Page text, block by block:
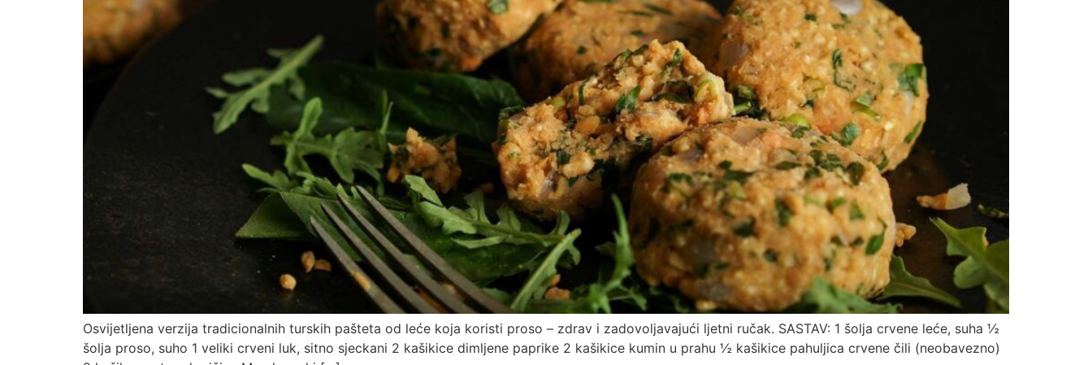
Osvijetljena verzija tradicionalnih turskih pašteta od leće koja koristi proso – zdrav i zadovoljavajući ljetni ručak. SASTAV: 1 šolja crvene leće, suha ½
šolja proso, suho 1 veliki crveni luk, sitno sjeckani 2 kašikice dimljene paprike 2 kašikice kumin u prahu ½ kašikice pahuljica crvene čili (neobavezno)